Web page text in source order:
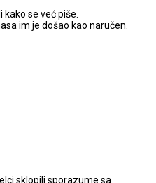
kako se već piše.
im je došao kao naručen.
sklopili sporazume sa